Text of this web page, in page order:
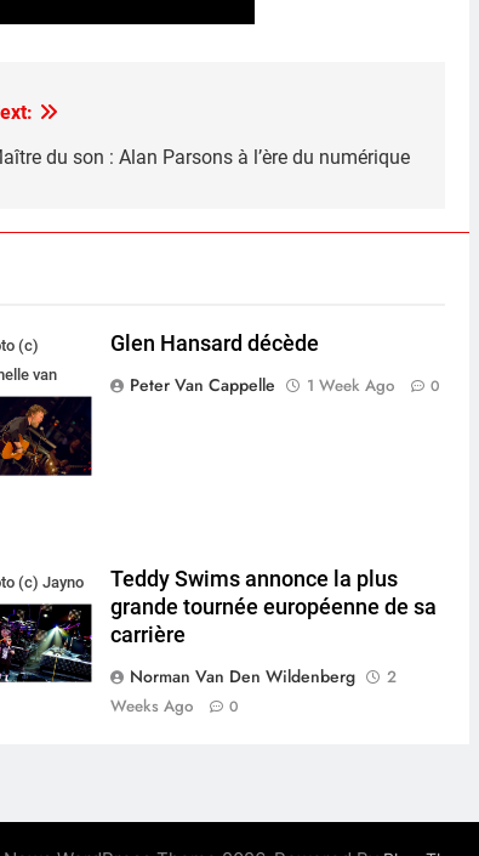
du son : Alan Parsons à l’ère du numérique
(c)
van
Glen Hansard décède
Peter Van Cappelle
1 Week Ago 0
(c) Jayno
Teddy Swims annonce la plus
grande tournée européenne de sa
carrière
Norman Van Den Wildenberg
2
Weeks Ago
0